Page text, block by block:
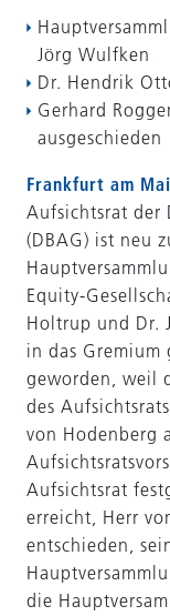
Jörg Wulfken
Dr. Hendrik
Gerhard
ausgeschieden
Frankfurt am
Aufsichtsrat der
(DBAG) ist neu
Equity-
Holtrup und Dr.
in das
geworden, weil
des
von Hodenberg
Aufsichtsrat
erreicht, Herr
entschieden,
die